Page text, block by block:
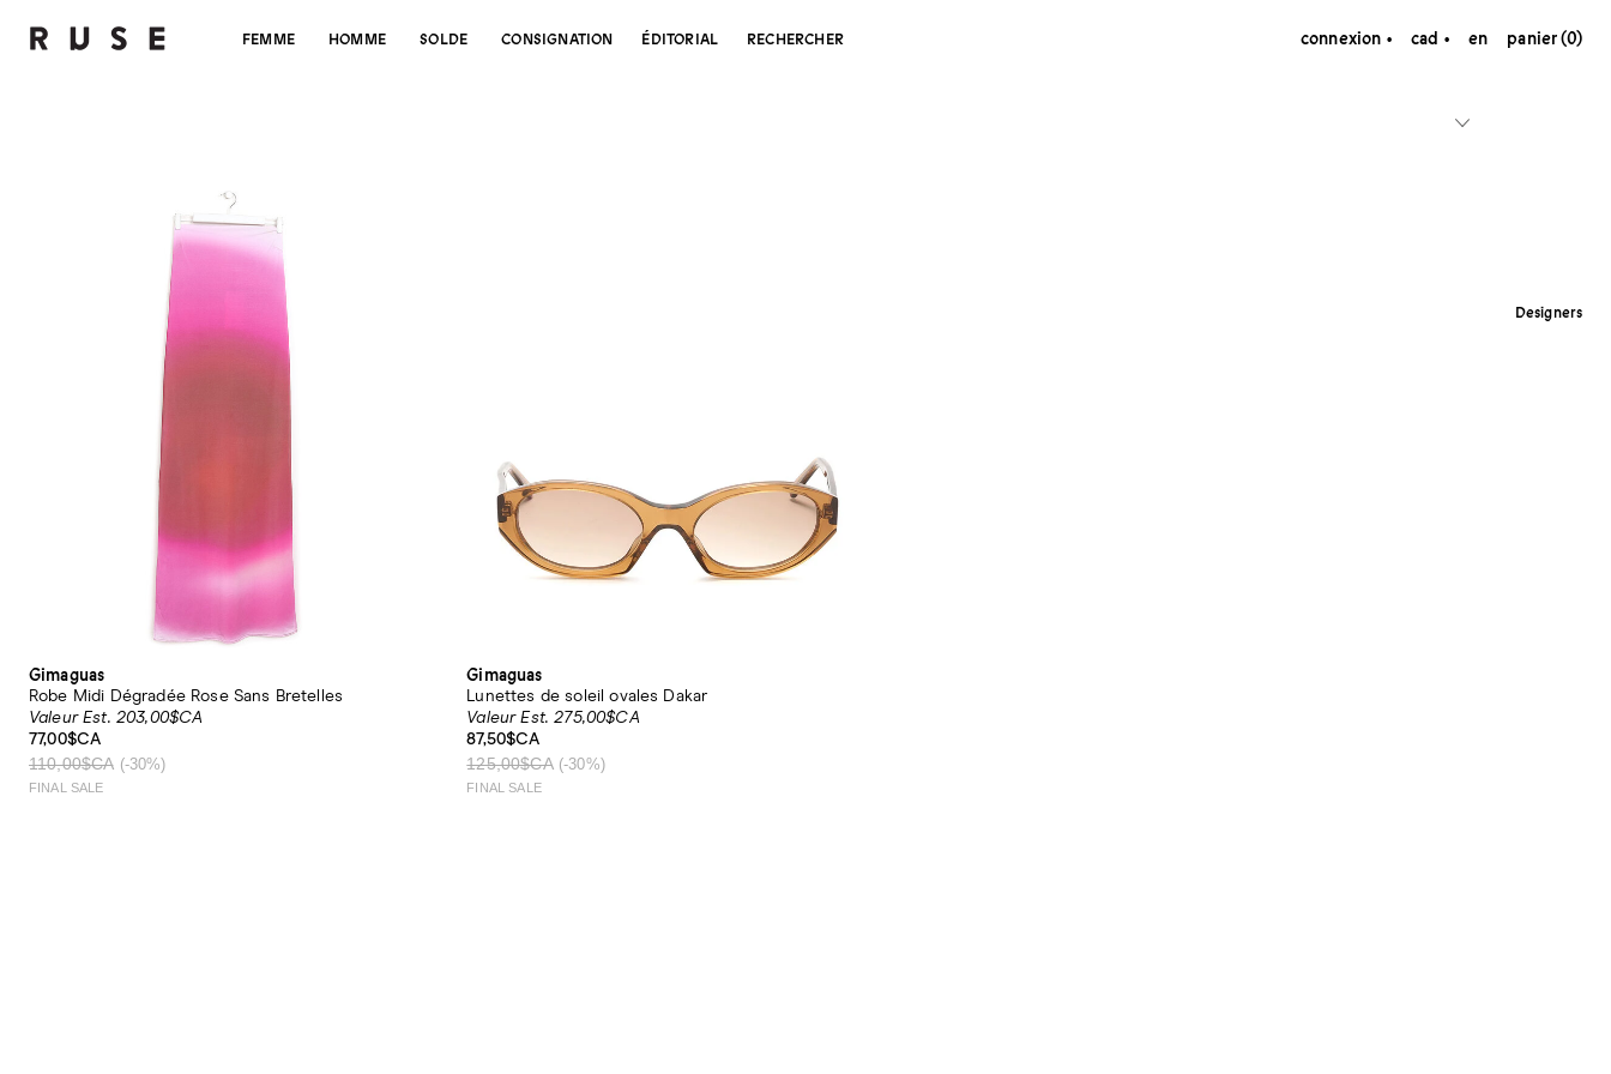
FEMME HOMME SOLDE CONSIGNATION ÉDITORIAL RECHERCHER connexion cad en panier (0)
Designers
Gimaguas
Robe Midi Dégradée Rose Sans Bretelles
Valeur Est. 203,00$CA
77,00$CA
110,00$CA (-30%)
FINAL SALE
Gimaguas
Lunettes de soleil ovales Dakar
Valeur Est. 275,00$CA
87,50$CA
125,00$CA (-30%)
FINAL SALE